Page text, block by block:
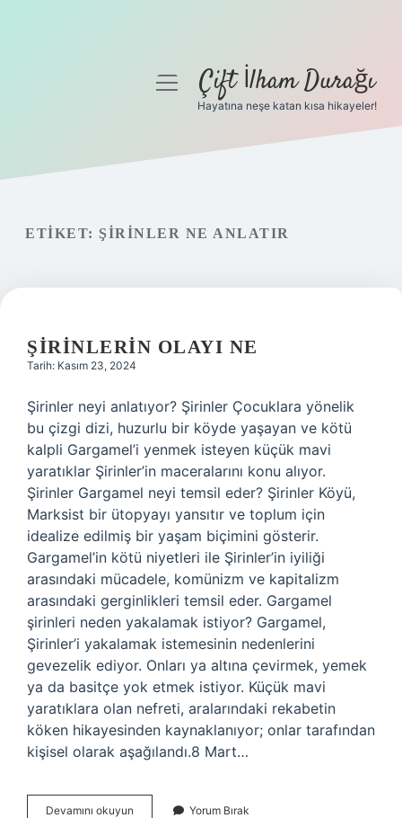
Gizlilik Politikası
menüyüÇift İlham Durağı
Hayatına neşe katan kısa hikayeler!
ETIKET: ŞIRINLER NE ANLATIR
ŞIRINLERIN OLAYI NE
Tarih: Kasım 23, 2024
Şirinler neyi anlatıyor? Şirinler Çocuklara yönelik
bu çizgi dizi, huzurlu bir köyde yaşayan ve kötü
kalpli Gargamel’i yenmek isteyen küçük mavi
yaratıklar Şirinler’in maceralarını konu alıyor.
Şirinler Gargamel neyi temsil eder? Şirinler Köyü,
Marksist bir ütopyayı yansıtır ve toplum için
idealize edilmiş bir yaşam biçimini gösterir.
Gargamel’in kötü niyetleri ile Şirinler’in iyiliği
arasındaki mücadele, komünizm ve kapitalizm
arasındaki gerginlikleri temsil eder. Gargamel
şirinleri neden yakalamak istiyor? Gargamel,
Şirinler’i yakalamak istemesinin nedenlerini
gevezelik ediyor. Onları ya altına çevirmek, yemek
ya da basitçe yok etmek istiyor. Küçük mavi
yaratıklara olan nefreti, aralarındaki rekabetin
köken hikayesinden kaynaklanıyor; onlar tarafından
kişisel olarak aşağılandı.8 Mart…
Devamını okuyun Şirinlerin
Yorum Bırak